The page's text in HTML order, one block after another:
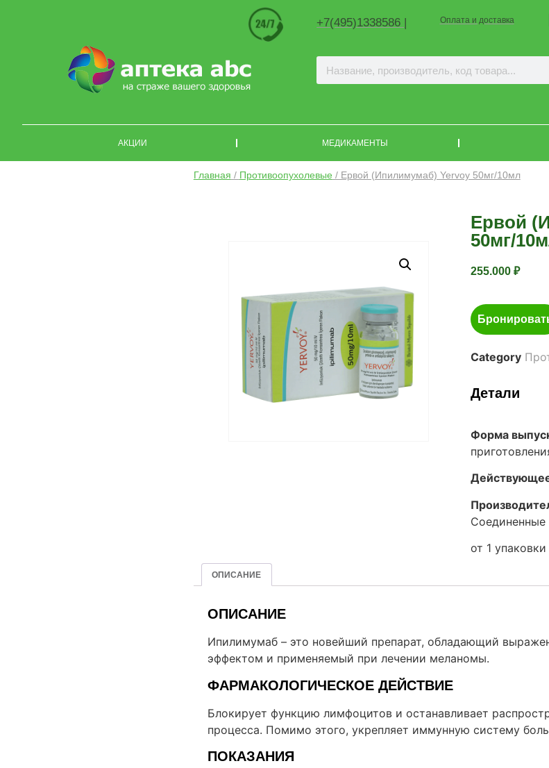
+7(495)1338586 | Оплата и доставка
АКЦИИ МЕДИКАМЕНТЫ
Главная / Противоопухолевые / Ервой (Ипилимумаб) Yervoy 50мг/10мл
Ервой
50мг/
255.000 ₽
Category
Детали
Форма
от 1 упаковки
ОПИСАНИЕ
ОПИСАНИЕ
Ипилимумаб – это новейший препарат, обладающий
эффектом и применяемый при лечении меланомы.
ФАРМАКОЛОГИЧЕСКОЕ ДЕЙСТВИЕ
Блокирует функцию лимфоцитов и останавливает
процесса. Помимо этого, укрепляет иммунную систему
ПОКАЗАНИЯ